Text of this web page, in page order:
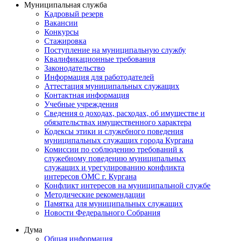
Муниципальная служба
Кадровый резерв
Вакансии
Конкурсы
Стажировка
Поступление на муниципальную службу
Квалификационные требования
Законодательство
Информация для работодателей
Аттестация муниципальных служащих
Контактная информация
Учебные учреждения
Сведения о доходах, расходах, об имуществе и
обязательствах имущественного характера
Кодексы этики и служебного поведения
муниципальных служащих города Кургана
Комиссии по соблюдению требований к
служебному поведению муниципальных
служащих и урегулированию конфликта
интересов ОМС г. Кургана
Конфликт интересов на муниципальной службе
Методические рекомендации
Памятка для муниципальных служащих
Новости Федерального Cобрания
Дума
Общая информация